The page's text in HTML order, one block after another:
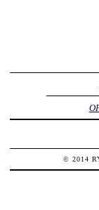
© 2014